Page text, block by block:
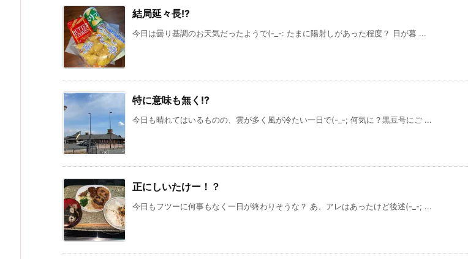
結局延々長!?
今日は曇り基調のお天気だったようで(-_-: たまに陽射しがあった程度？ 日が暮 ...
特に意味も無く!?
今日も晴れてはいるものの、雲が多く風が冷たい一日で(-_-; 何気に？黒豆号にご ...
正にしいたけー！？
今日もフツーに何事もなく一日が終わりそうな？ あ、アレはあったけど後述(-_-; ...